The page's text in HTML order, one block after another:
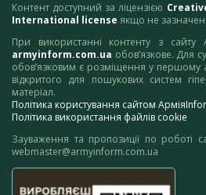
Контент доступний за ліцензією
International license якщо не
При використанні контенту з
armyinform.com.ua обов’язкове. Для
обов’язковим є розміщення у першому
відкритого для пошукових систем
матеріал.
Політика користування сайтом
Політика використання файлів cookie
Зауваження та пропозиції по роботі
webmaster@armyinform.com.ua